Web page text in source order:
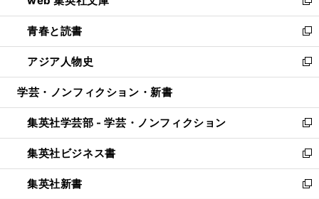
ウ
で
開
く
ン
ド
ウ
で
開
い
ウ
ィ
ン
ド
ウ
開
く
新
し
い
ウ
ィ
ン
ウ
で
開
く
青春と読書
新
し
い
ウ
ン
ド
ウ
で
開
く
アジア人物史
新
し
ウ
ィ
ン
ド
ウ
で
学芸・ノンフィクション・新書
集英社学芸部 - 学芸・ノンフィクション
新
し
い
ウ
ィ
集英社ビジネス書
新
し
い
集英社新書
新